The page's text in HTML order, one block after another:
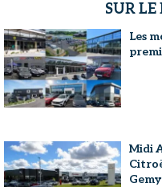
SUR LE
Les
Midi
Gemy